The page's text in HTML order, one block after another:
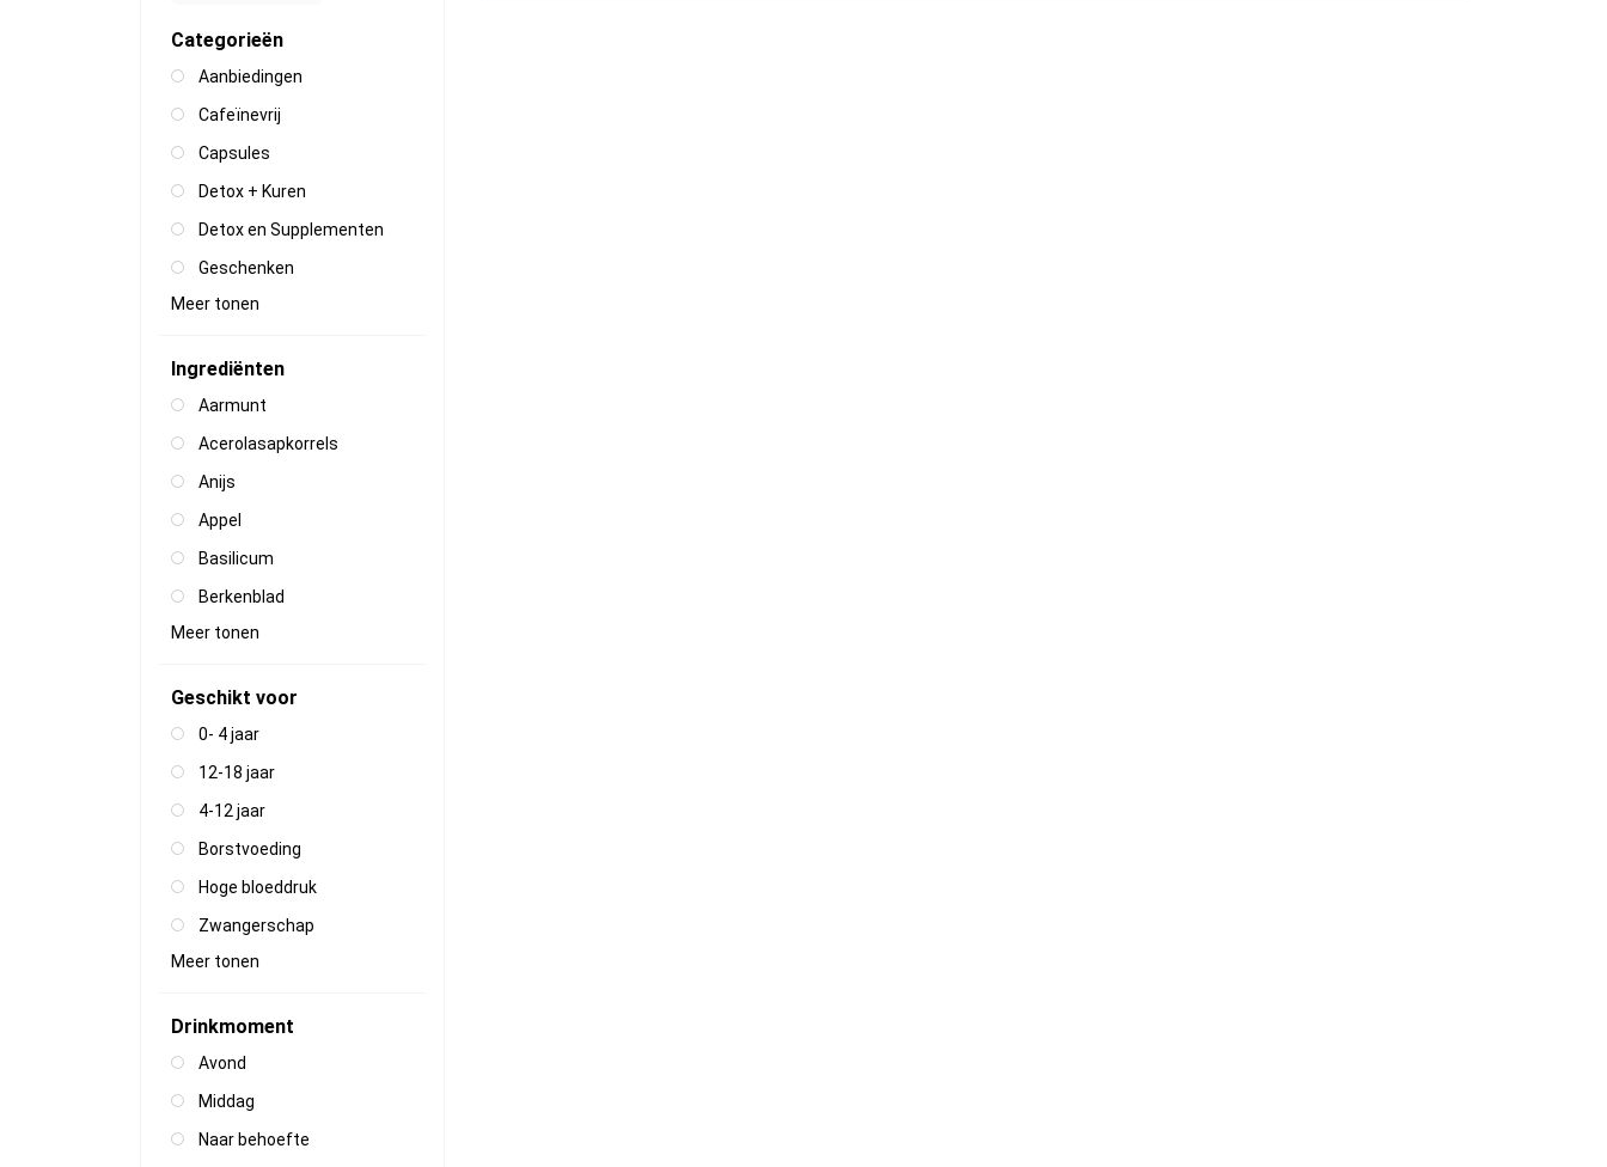
Categorieën
Aanbiedingen
Cafeïnevrij
Capsules
Detox + Kuren
Detox en Supplementen
Geschenken
Meer tonen
Ingrediënten
Aarmunt
Acerolasapkorrels
Anijs
Appel
Basilicum
Berkenblad
Meer tonen
Geschikt voor
0- 4 jaar
12-18 jaar
4-12 jaar
Borstvoeding
Hoge bloeddruk
Zwangerschap
Meer tonen
Drinkmoment
Avond
Middag
Naar behoefte